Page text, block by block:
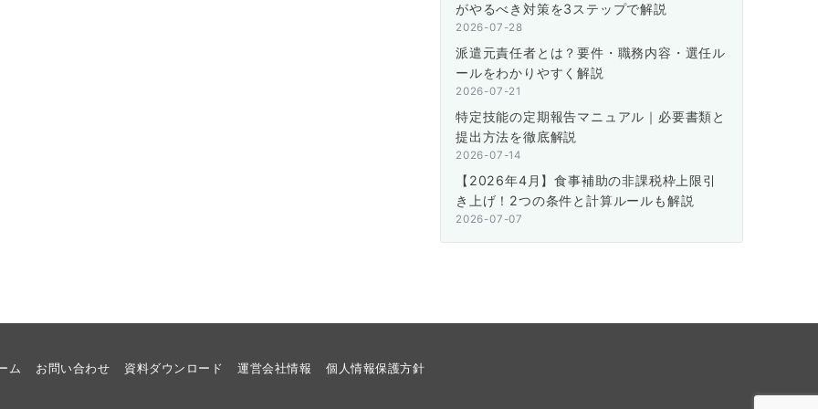
がやるべき対策を3ステップで解説
2026-07-28
派遣元責任者とは？要件・職務内容・選任ル
ールをわかりやすく解説
2026-07-21
特定技能の定期報告マニュアル｜必要書類と
提出方法を徹底解説
2026-07-14
【2026年4月】食事補助の非課税枠上限引
き上げ！2つの条件と計算ルールも解説
2026-07-07
ム お問い合わせ 資料ダウンロード 運営会社情報 個人情報保護方針